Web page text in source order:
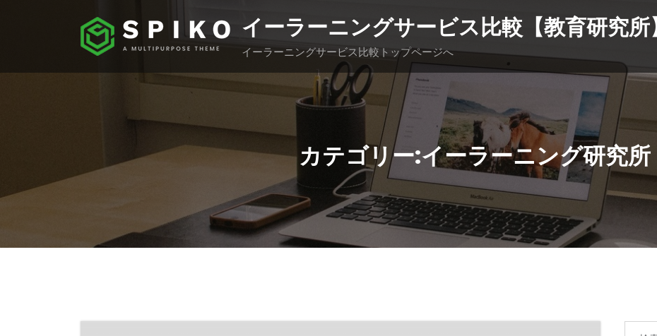
イーラーニングサービス比較【教育研究所】
イーラーニングサービス比較トップページへ
カテゴリー:イーラーニング研究所